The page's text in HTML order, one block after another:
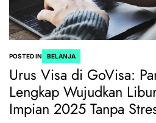
POSTED IN BELANJA
Urus Visa di GoVisa:
Lengkap Wujudkan
Impian 2025 Tanpa